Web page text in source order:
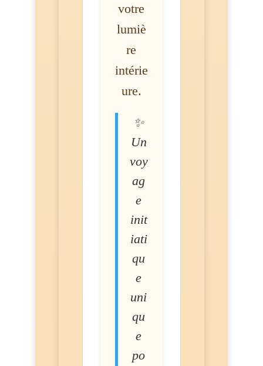
votre
lumiè
re
intérie
ure.
✨
Un
voy
ag
e
init
iati
qu
e
uni
qu
e
po